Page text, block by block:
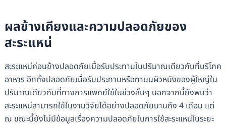
ผลข้างเคียงและความปลอดภัยของ
สะระแหน่
สะระแหน่ค่อนข้างปลอดภัยเมื่อรับประทานในปริมาณเดียวกับที่บริโภค
อาหาร อีกทั้งปลอดภัยเมื่อรับประทานหรือทาบนผิวหนังของผู้ใหญ่ใน
ปริมาณเดียวกับที่ทางการแพทย์ใช้ในช่วงสั้นๆ นอกจากนี้ยังพบว่า
สะระแหน่สามารถใช้ในงานวิจัยได้อย่างปลอดภัยนานถึง 4 เดือน แต่
ณ ขณะนี้ยังไม่มีข้อมูลเรื่องความปลอดภัยในการใช้สะระแหน่ในระยะ